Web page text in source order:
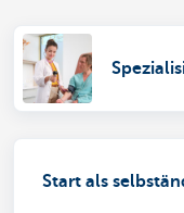
Start als